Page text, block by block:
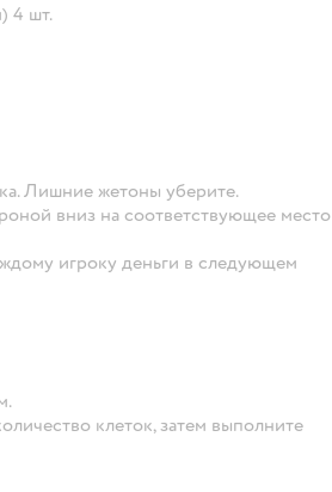
4 шт.
Лишние жетоны уберите.
вниз на соответствующее место
игроку деньги в следующем
клеток, затем выполните